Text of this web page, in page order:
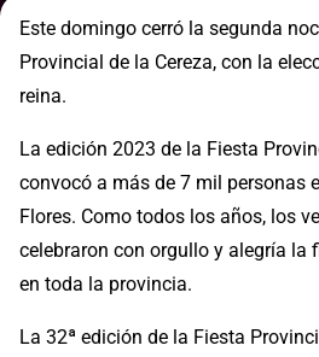
Este domingo cerró la segunda
Provincial de la Cereza, con la
reina.
La edición 2023 de la Fiesta
convocó a más de 7 mil personas
Flores. Como todos los años, los
celebraron con orgullo y alegría la
en toda la provincia.
La 32ª edición de la Fiesta